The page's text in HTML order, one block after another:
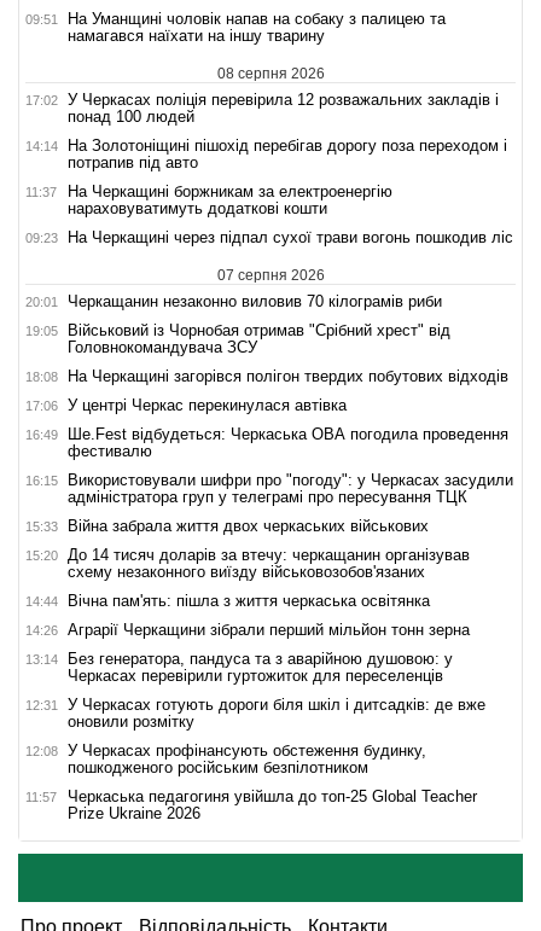
09:51
На Уманщині чоловік напав на собаку з палицею та
намагався наїхати на іншу тварину
08 серпня 2026
17:02
У Черкасах поліція перевірила 12 розважальних закладів і
понад 100 людей
14:14
На Золотоніщині пішохід перебігав дорогу поза переходом і
потрапив під авто
11:37
На Черкащині боржникам за електроенергію
нараховуватимуть додаткові кошти
09:23 На Черкащині через підпал сухої трави вогонь пошкодив ліс
07 серпня 2026
20:01 Черкащанин незаконно виловив 70 кілограмів риби
19:05
Військовий із Чорнобая отримав "Срібний хрест" від
Головнокомандувача ЗСУ
18:08 На Черкащині загорівся полігон твердих побутових відходів
17:06 У центрі Черкас перекинулася автівка
16:49
Ше.Fest відбудеться: Черкаська ОВА погодила проведення
фестивалю
16:15
Використовували шифри про "погоду": у Черкасах засудили
адміністратора груп у телеграмі про пересування ТЦК
15:33 Війна забрала життя двох черкаських військових
15:20
До 14 тисяч доларів за втечу: черкащанин організував
схему незаконного виїзду військовозобов'язаних
14:44 Вічна пам'ять: пішла з життя черкаська освітянка
14:26 Аграрії Черкащини зібрали перший мільйон тонн зерна
13:14
Без генератора, пандуса та з аварійною душовою: у
Черкасах перевірили гуртожиток для переселенців
12:31
У Черкасах готують дороги біля шкіл і дитсадків: де вже
оновили розмітку
12:08
У Черкасах профінансують обстеження будинку,
пошкодженого російським безпілотником
11:57
Черкаська педагогиня увійшла до топ-25 Global Teacher
Prize Ukraine 2026
Про проект Відповідальність Контакти